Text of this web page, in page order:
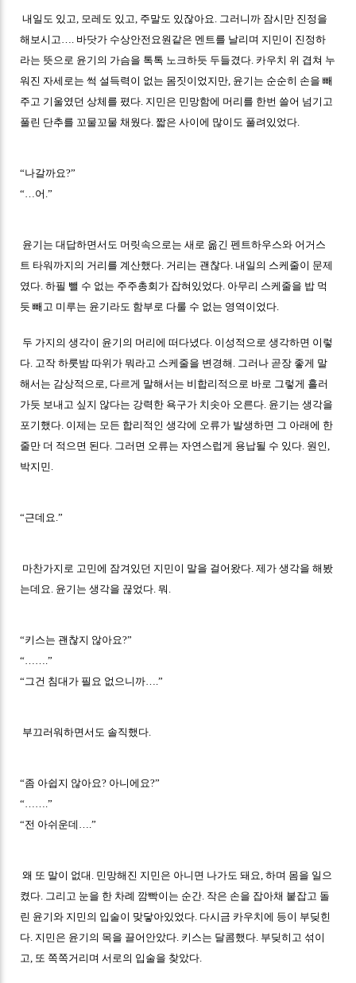
내일도 있고, 모레도 있고, 주말도 있잖아요. 그러니까 잠시만 진정을
해보시고…. 바닷가 수상안전요원같은 멘트를 날리며 지민이 진정하
라는 뜻으로 윤기의 가슴을 톡톡 노크하듯 두들겼다. 카우치 위 겹쳐 누
워진 자세로는 썩 설득력이 없는 몸짓이었지만, 윤기는 순순히 손을 빼
주고 기울였던 상체를 폈다. 지민은 민망함에 머리를 한번 쓸어 넘기고
풀린 단추를 꼬물꼬물 채웠다. 짧은 사이에 많이도 풀려있었다.
“나갈까요?”
“…어.”
윤기는 대답하면서도 머릿속으로는 새로 옮긴 펜트하우스와 어거스
트 타워까지의 거리를 계산했다. 거리는 괜찮다. 내일의 스케줄이 문제
였다. 하필 뺄 수 없는 주주총회가 잡혀있었다. 아무리 스케줄을 밥 먹
듯 빼고 미루는 윤기라도 함부로 다룰 수 없는 영역이었다.
두 가지의 생각이 윤기의 머리에 떠다녔다. 이성적으로 생각하면 이렇
다. 고작 하룻밤 따위가 뭐라고 스케줄을 변경해. 그러나 곧장 좋게 말
해서는 감상적으로, 다르게 말해서는 비합리적으로 바로 그렇게 흘러
가듯 보내고 싶지 않다는 강력한 욕구가 치솟아 오른다. 윤기는 생각을
포기했다. 이제는 모든 합리적인 생각에 오류가 발생하면 그 아래에 한
줄만 더 적으면 된다. 그러면 오류는 자연스럽게 용납될 수 있다. 원인,
박지민.
“근데요.”
마찬가지로 고민에 잠겨있던 지민이 말을 걸어왔다. 제가 생각을 해봤
는데요. 윤기는 생각을 끊었다. 뭐.
“키스는 괜찮지 않아요?”
“…….”
“그건 침대가 필요 없으니까….”
부끄러워하면서도 솔직했다.
“좀 아쉽지 않아요? 아니에요?”
“…….”
“전 아쉬운데….”
왜 또 말이 없대. 민망해진 지민은 아니면 나가도 돼요, 하며 몸을 일으
켰다. 그리고 눈을 한 차례 깜빡이는 순간. 작은 손을 잡아채 붙잡고 돌
린 윤기와 지민의 입술이 맞닿아있었다. 다시금 카우치에 등이 부딪힌
다. 지민은 윤기의 목을 끌어안았다. 키스는 달콤했다. 부딪히고 섞이
고, 또 쪽쪽거리며 서로의 입술을 찾았다.